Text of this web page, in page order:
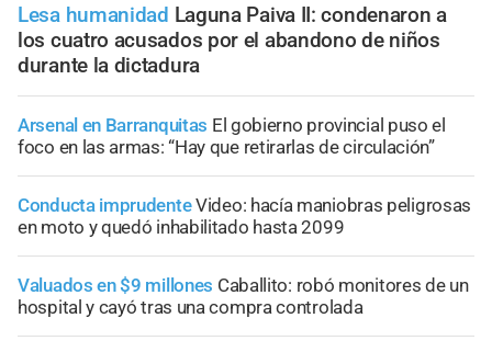
Lesa humanidad Laguna Paiva II: condenaron a
los cuatro acusados por el abandono de niños
durante la dictadura
Arsenal en Barranquitas El gobierno provincial puso el
foco en las armas: “Hay que retirarlas de circulación”
Conducta imprudenteVideo: hacía maniobras peligrosas
en moto y quedó inhabilitado hasta 2099
Valuados en $9 millones Caballito: robó monitores de un
hospital y cayó tras una compra controlada